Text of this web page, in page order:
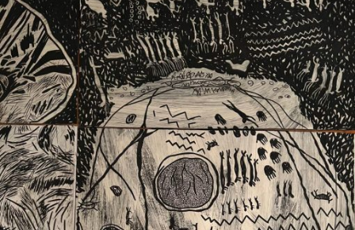
Configuración de cookies
Universidad de los Andes | Vigilada Mineducación.
Reconocimiento como universidad: Decreto 1297 del 30
de mayo de 1964. Reconocimiento de personería jurídica:
Resolución 28 del 23 de febrero de 1949, Minjusticia.
Acreditación institucional de alta calidad, 10 años:
Resolución 000194 del 16 de enero del 2025.
Ext. 2626
Posgrados
Ext. 4925
Educación
Continua
Ext. 4795